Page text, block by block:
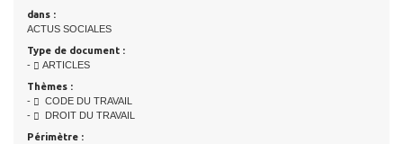
dans :
ACTUS SOCIALES
Type de document :
-
ARTICLES
Thèmes :
-
CODE DU TRAVAIL
-
DROIT DU TRAVAIL
Périmètre :